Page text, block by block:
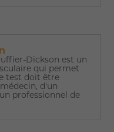
Dickson est un
qui permet
test doit être
d'un
professionnel de